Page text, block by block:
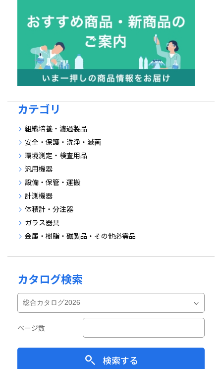
カテゴリ
組織培養・濾過製品
安全・保護・洗浄・滅菌
環境測定・検査用品
汎用機器
設備・保管・運搬
計測機器
体積計・分注器
ガラス器具
金属・樹脂・磁製品・その他必需品
カタログ検索
ページ数
検索する